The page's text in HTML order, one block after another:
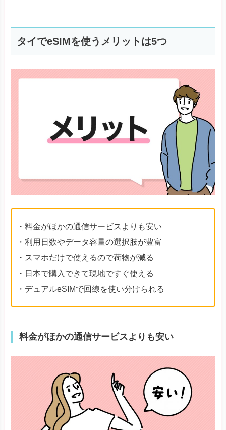
タイでeSIMを使うメリットは5つ
・料金がほかの通信サービスよりも安い
・利用日数やデータ容量の選択肢が豊富
・スマホだけで使えるので荷物が減る
・日本で購入できて現地ですぐ使える
・デュアルeSIMで回線を使い分けられる
料金がほかの通信サービスよりも安い